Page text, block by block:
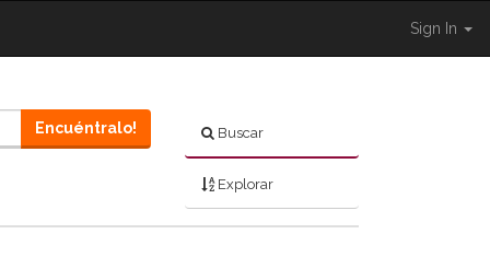
Sign In
Buscar
Explorar
Encuéntralo!